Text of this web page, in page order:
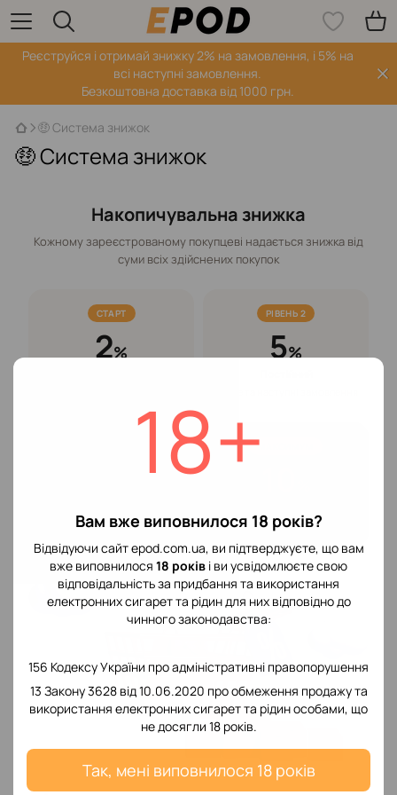
18+
Вам вже виповнилося 18 років?
Відвідуючи сайт epod.com.ua, ви підтверджуєте, що вам
вже виповнилося 18 років і ви усвідомлюєте свою
відповідальність за придбання та використання
електронних сигарет та рідин для них відповідно до
чинного законодавства:
156 Кодексу України про адміністративні правопорушення
13 Закону 3628 від 10.06.2020 про обмеження продажу та
використання електронних сигарет та рідин особами, що
не досягли 18 років.
Так, мені виповнилося 18 років
Реєструйся і отримай знижку 2% на замовлення, і 5% на
всі наступні замовлення.
Безкоштовна доставка від 1000 грн.
🤑 Система знижок
🤑 Система знижок
Накопичувальна знижка
Кожному зареєстрованому покупцеві надається знижка від
суми всіх здійснених покупок
СТАРТ
2%
РІВЕНЬ 2
5%
Сума всіх замовлень
МАКСИМУМ
Сума всіх замовлень